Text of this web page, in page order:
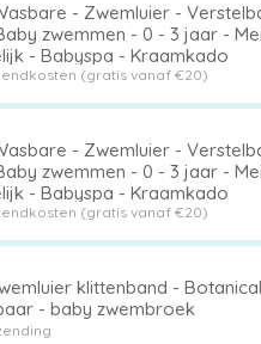
- Zwemluier -
zwemmen - 0 - 3 jaar -
- Babyspa - Kraamkado
(gratis vanaf €20)
- Zwemluier -
zwemmen - 0 - 3 jaar -
- Babyspa - Kraamkado
(gratis vanaf €20)
klittenband -
- baby zwembroek